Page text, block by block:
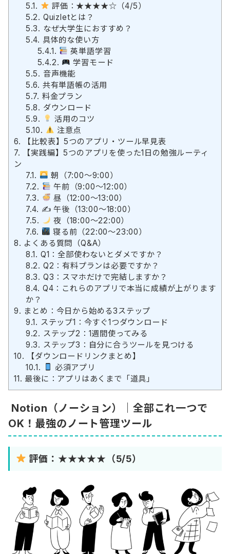
5.1.
評価：★★★★☆（4/5）
5.2. Quizletとは？
5.3. なぜ大学生におすすめ？
5.4. 具体的な使い方
5.4.1.
英単語学習
5.4.2.
学習モード
5.5. 音声機能
5.6. 共有単語帳の活用
5.7. 料金プラン
5.8. ダウンロード
5.9.
活用のコツ
5.10.
注意点
6. 【比較表】5つのアプリ・ツール早見表
7. 【実践編】5つのアプリを使った1日の勉強ルーティ
ン
7.1.
朝（7:00〜9:00）
7.2.
午前（9:00〜12:00）
7.3.
昼（12:00〜13:00）
7.4. ✍️ 午後（13:00〜18:00）
7.5.
夜（18:00〜22:00）
7.6.
寝る前（22:00〜23:00）
8. よくある質問（Q&A）
8.1. Q1：全部使わないとダメですか？
8.2. Q2：有料プランは必要ですか？
8.3. Q3：スマホだけで完結しますか？
8.4. Q4：これらのアプリで本当に成績が上がります
か？
9. まとめ：今日から始める3ステップ
9.1. ステップ1：今すぐ1つダウンロード
9.2. ステップ2：1週間使ってみる
9.3. ステップ3：自分に合うツールを見つける
10. 【ダウンロードリンクまとめ】
10.1.
必須アプリ
11. 最後に：アプリはあくまで「道具」
Notion（ノーション）｜全部これ一つで
OK！最強のノート管理ツール
評価：★★★★★（5/5）